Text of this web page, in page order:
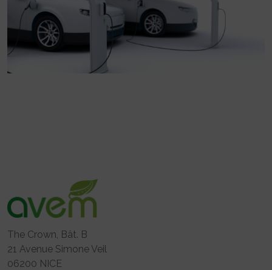
The Crown, Bât. B
21 Avenue Simone Veil
06200 NICE